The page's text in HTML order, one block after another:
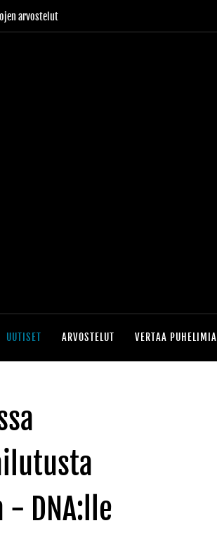
arvostelut
UUTISET ARVOSTELUT VERTAA PUHELIMIA
DNA:lle